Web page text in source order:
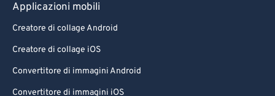
Applicazioni mobili
Creatore di collage Android
Creatore di collage iOS
Convertitore di immagini Android
Convertitore di immagini iOS